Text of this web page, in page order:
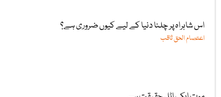
اس شاہراہ پر چلنا دنیا کے لیے کیوں ضروری ہے؟
اعتصام الحق ثاقب